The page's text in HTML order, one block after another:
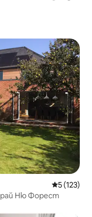
Средна
5 (123)
Ню Форест